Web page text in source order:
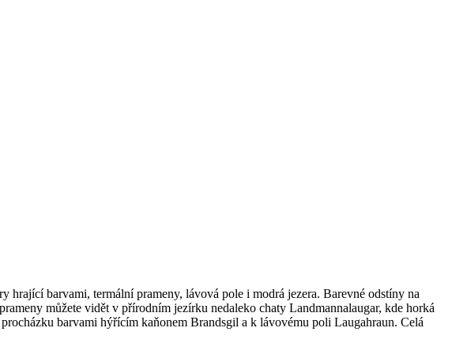
barvami, termální prameny, lávová pole i modrá jezera. Barevné odstíny na
můžete vidět v přírodním jezírku nedaleko chaty Landmannalaugar, kde horká
barvami hýřícím kaňonem Brandsgil a k lávovému poli Laugahraun. Celá